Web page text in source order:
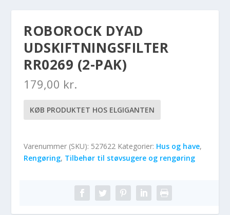
ROBOROCK DYAD
UDSKIFTNINGSFILTER
RR0269 (2-PAK)
179,00 kr.
KØB PRODUKTET HOS ELGIGANTEN
Varenummer (SKU): 527622 Kategorier: Hus og have,
Rengøring, Tilbehør til støvsugere og rengøring